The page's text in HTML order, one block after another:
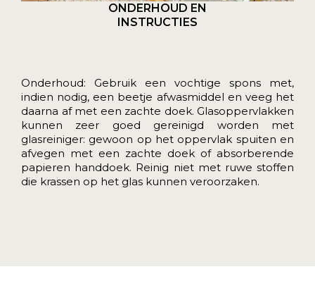
ONDERHOUD EN
INSTRUCTIES
Onderhoud: Gebruik een vochtige spons met,
indien nodig, een beetje afwasmiddel en veeg het
daarna af met een zachte doek. Glasoppervlakken
kunnen zeer goed gereinigd worden met
glasreiniger: gewoon op het oppervlak spuiten en
afvegen met een zachte doek of absorberende
papieren handdoek. Reinig niet met ruwe stoffen
die krassen op het glas kunnen veroorzaken.